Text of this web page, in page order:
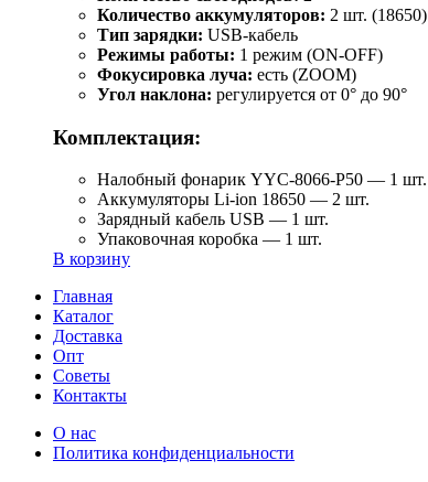
Количество аккумуляторов: 2 шт. (18650)
Тип зарядки: USB-кабель
Режимы работы: 1 режим (ON-OFF)
Фокусировка луча: есть (ZOOM)
Угол наклона: регулируется от 0° до 90°
Комплектация:
Налобный фонарик YYC-8066-P50 — 1 шт.
Аккумуляторы Li-ion 18650 — 2 шт.
Зарядный кабель USB — 1 шт.
Упаковочная коробка — 1 шт.
В корзину
Главная
Каталог
Доставка
Опт
Советы
Контакты
О нас
Политика конфиденциальности